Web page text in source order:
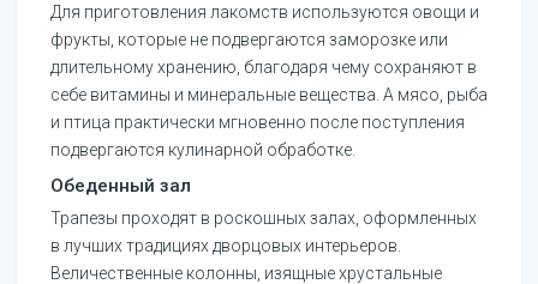
Для приготовления лакомств используются овощи и
фрукты, которые не подвергаются заморозке или
длительному хранению, благодаря чему сохраняют в
себе витамины и минеральные вещества. А мясо, рыба
и птица практически мгновенно после поступления
подвергаются кулинарной обработке.
Обеденный зал
Трапезы проходят в роскошных залах, оформленных
в лучших традициях дворцовых интерьеров.
Величественные колонны, изящные хрустальные